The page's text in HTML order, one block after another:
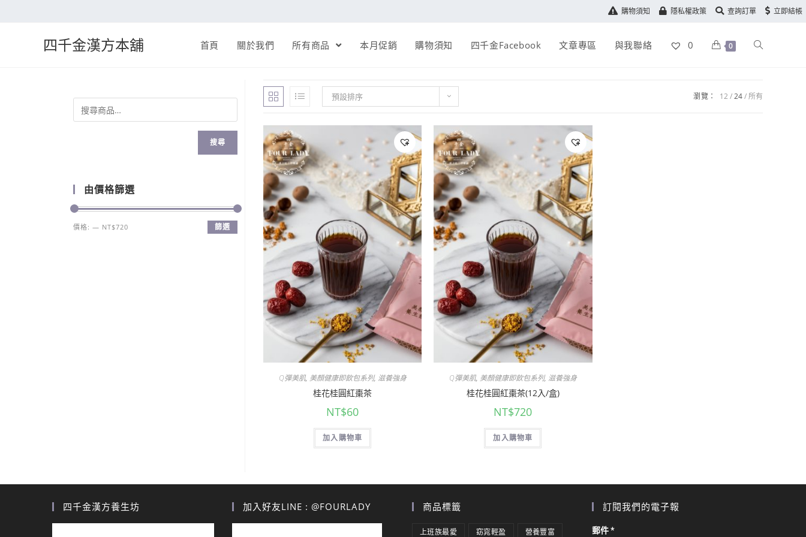
購物須知 隱私權政策 查詢訂單 立即結帳
四千金漢方本舖 首頁 關於我們 所有商品 本月促銷 購物須知 四千金Facebook 文章專區 與我聯絡 0 0
預設排序 瀏覽： 12 24 所有
Q彈美肌, 美顏健康即飲包系列, 滋養強身
桂花桂圓紅棗茶
NT$60
加入購物車
Q彈美肌, 美顏健康即飲包系列, 滋養強身
桂花桂圓紅棗茶(12入/盒)
NT$720
加入購物車
搜尋
由價格篩選
篩選
價格: — NT$720
四千金漢方養生坊 加入好友LINE : @FOURLADY 商品標籤
上班族最愛 窈窕輕盈 營養豐富
訂閱我們的電子報
郵件*